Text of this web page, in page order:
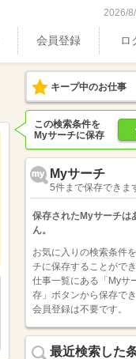
2026/
会員登録 ロ
キープ中のお仕事
この検索条件を
Myサーチに保存
Myサーチ
5件まで保存できま
保存されたMyサーチは
ん。
お気に入りの検索条件
チに保存することができ
仕事一覧にある「Myサ
存」ボタンから保存でき
会員登録は不要です。
最近検索した